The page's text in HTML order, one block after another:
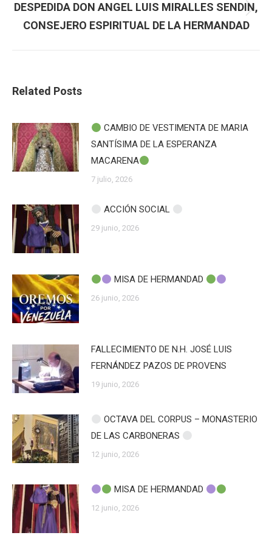
siguiente:
DESPEDIDA DON ANGEL LUIS MIRALLES SENDIN,
CONSEJERO ESPIRITUAL DE LA HERMANDAD
Related Posts
CAMBIO DE VESTIMENTA DE MARIA
SANTÍSIMA DE LA ESPERANZA
MACARENA
7 julio, 2026
ACCIÓN SOCIAL
29 junio, 2026
MISA DE HERMANDAD
26 junio, 2026
FALLECIMIENTO DE N.H. JOSÉ LUIS
FERNÁNDEZ PAZOS DE PROVENS
19 junio, 2026
OCTAVA DEL CORPUS – MONASTERIO
DE LAS CARBONERAS
12 junio, 2026
MISA DE HERMANDAD
12 junio, 2026